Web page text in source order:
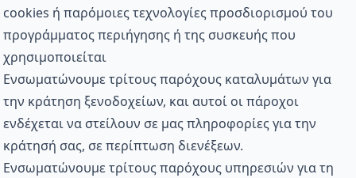
cookies ή παρόμοιες τεχνολογίες προσδιορισμού του
προγράμματος περιήγησης ή της συσκευής που
χρησιμοποιείται
Ενσωματώνουμε τρίτους παρόχους καταλυμάτων για
την κράτηση ξενοδοχείων, και αυτοί οι πάροχοι
ενδέχεται να στείλουν σε μας πληροφορίες για την
κράτησή σας, σε περίπτωση διενέξεων.
Ενσωματώνουμε τρίτους παρόχους υπηρεσιών για τη